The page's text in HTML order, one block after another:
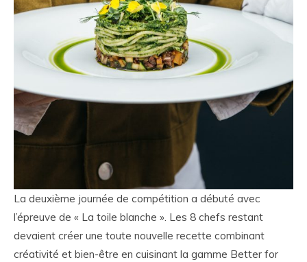
La deuxième journée de compétition a débuté avec
l’épreuve de « La toile blanche ». Les 8 chefs restant
devaient créer une toute nouvelle recette combinant
créativité et bien-être en cuisinant la gamme Better for